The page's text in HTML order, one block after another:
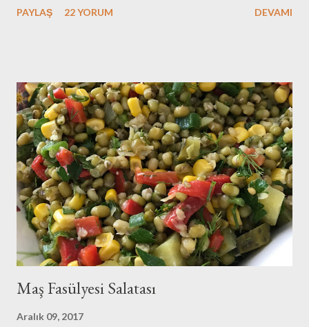
gibi..Git gide kutuplaşıyoruz..Bu bir sınav..Sonucunda kazananın
belasız atlatalım şu seçim sürecini..Olur mu:) Eveet
huzurunuza her daim bayılarak yediğim zeytinyağlı enginar
tarifimle geldim:)Benim enginarlarım geçen sene dondurucuya
attığım enginarlar..Ama tazeleri çıktı ben stoklarımı eritmek için
elimdekileri kullandım..Siz tazeleriyle yapın derim:)Hadi o zaman
tarifimize geçelim biz.. Malzemeler: 8 tane enginar ç...
PAYLAŞ 22 YORUM DEVAMI
Maş Fasülyesi Salatası
Aralık 09, 2017